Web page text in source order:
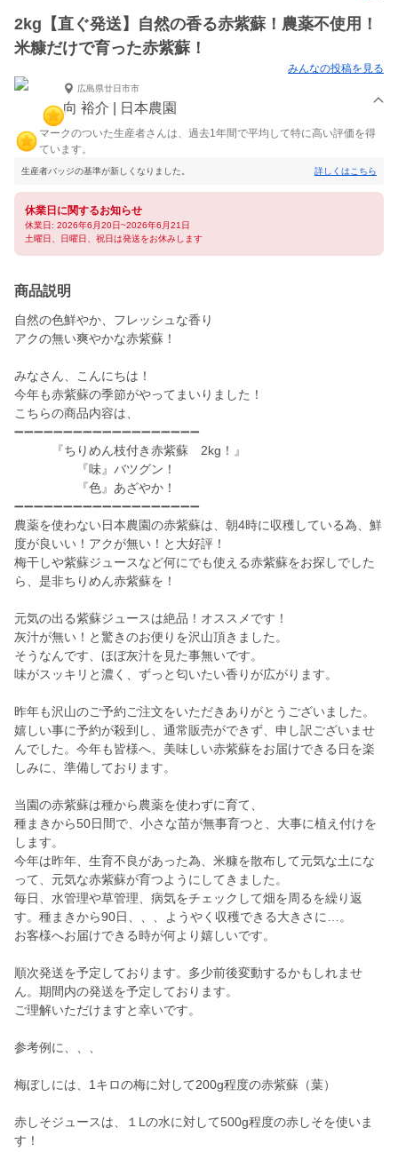
2kg【直ぐ発送】自然の香る赤紫蘇！農薬不使用！
米糠だけで育った赤紫蘇！
みんなの投稿を見る
広島県廿日市市
向 裕介 | 日本農園
マークのついた生産者さんは、過去1年間で平均して特に高い評価を得
ています。
生産者バッジの基準が新しくなりました。 詳しくはこちら
休業日に関するお知らせ
休業日: 2026年6月20日~2026年6月21日
土曜日、日曜日、祝日は発送をお休みします
商品説明
自然の色鮮やか、フレッシュな香り
アクの無い爽やかな赤紫蘇！
みなさん、こんにちは！
今年も赤紫蘇の季節がやってまいりました！
こちらの商品内容は、
➖➖➖➖➖➖➖➖➖➖➖➖➖➖➖➖➖➖➖
『ちりめん枝付き赤紫蘇 2kg！』
『味』バツグン！
『色』あざやか！
➖➖➖➖➖➖➖➖➖➖➖➖➖➖➖➖➖➖➖
農薬を使わない日本農園の赤紫蘇は、朝4時に収穫している為、鮮
度が良いい！アクが無い！と大好評！
梅干しや紫蘇ジュースなど何にでも使える赤紫蘇をお探しでした
ら、是非ちりめん赤紫蘇を！
元気の出る紫蘇ジュースは絶品！オススメです！
灰汁が無い！と驚きのお便りを沢山頂きました。
そうなんです、ほぼ灰汁を見た事無いです。
味がスッキリと濃く、ずっと匂いたい香りが広がります。
昨年も沢山のご予約ご注文をいただきありがとうございました。
嬉しい事に予約が殺到し、通常販売ができず、申し訳ございませ
んでした。今年も皆様へ、美味しい赤紫蘇をお届けできる日を楽
しみに、準備しております。
当園の赤紫蘇は種から農薬を使わずに育て、
種まきから50日間で、小さな苗が無事育つと、大事に植え付けを
します。
今年は昨年、生育不良があった為、米糠を散布して元気な土にな
って、元気な赤紫蘇が育つようにしてきました。
毎日、水管理や草管理、病気をチェックして畑を周るを繰り返
す。種まきから90日、、、ようやく収穫できる大きさに…。
お客様へお届けできる時が何より嬉しいです。
順次発送を予定しております。多少前後変動するかもしれませ
ん。期間内の発送を予定しております。
ご理解いただけますと幸いです。
参考例に、、、
梅ぼしには、1キロの梅に対して200g程度の赤紫蘇（葉）
赤しそジュースは、１Lの水に対して500g程度の赤しそを使いま
す！